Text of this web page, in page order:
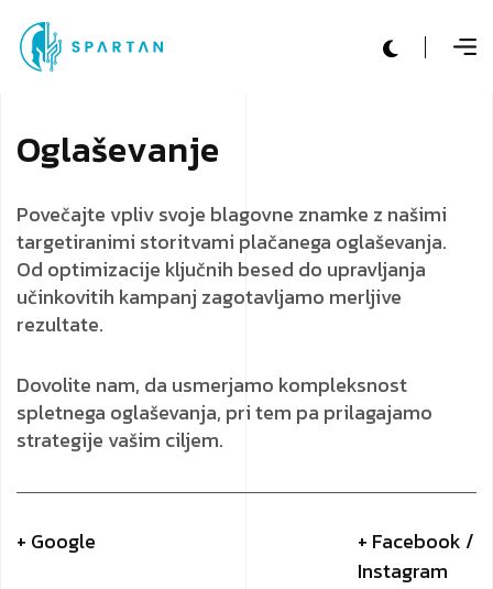
Oglaševanje
Povečajte vpliv svoje blagovne znamke z našimi
targetiranimi storitvami plačanega oglaševanja.
Od optimizacije ključnih besed do upravljanja
učinkovitih kampanj zagotavljamo merljive
rezultate.
Dovolite nam, da usmerjamo kompleksnost
spletnega oglaševanja, pri tem pa prilagajamo
strategije vašim ciljem.
+ Google
+ Facebook /
Instagram